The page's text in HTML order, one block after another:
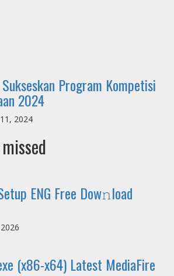
Program Kompetisi
2024
2024
ENG Frее Dow𝚗load
(x86-x64) Latest MediaFire